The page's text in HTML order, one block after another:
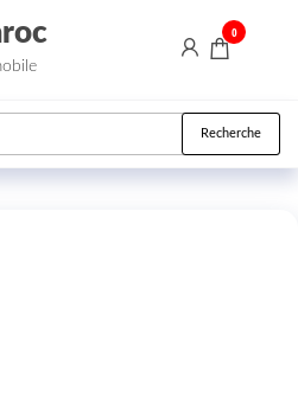
0
Recherche